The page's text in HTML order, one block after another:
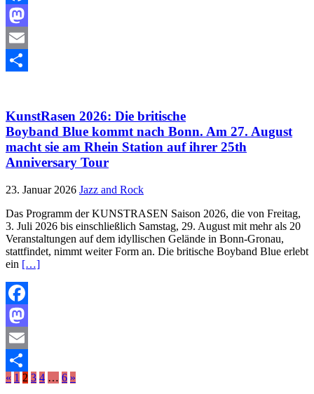
Facebook
Mastodon
Email
KunstRasen 2026: Die britische
Boyband Blue kommt nach Bonn. Am 27. August
macht sie am Rhein Station auf ihrer 25th
Anniversary Tour
23. Januar 2026 Jazz and Rock
Das Programm der KUNSTRASEN Saison 2026, die von Freitag,
3. Juli 2026 bis einschließlich Samstag, 29. August mit mehr als 20
Veranstaltungen auf dem idyllischen Gelände in Bonn-Gronau,
stattfindet, nimmt weiter Form an. Die britische Boyband Blue erlebt
ein […]
Facebook
Mastodon
Email
Teilen
« 1 2 3 4 … 6 »